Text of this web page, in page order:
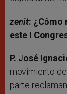
zenit: ¿Cómo
este I
P. José
movimiento
parte